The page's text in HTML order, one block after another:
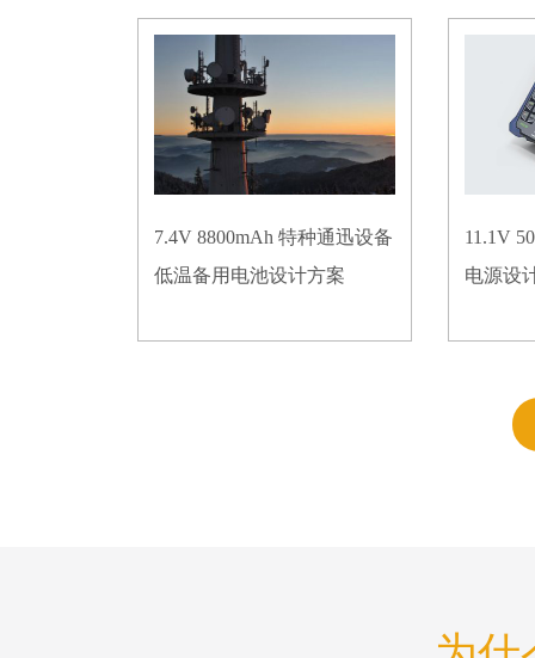
7.4V 8800mAh 特种通迅设备
低温备用电池设计方案
11.1V
电源设